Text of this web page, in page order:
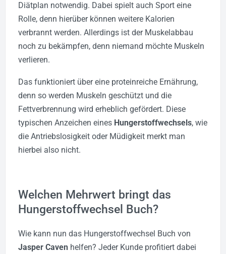
Diätplan notwendig. Dabei spielt auch Sport eine
Rolle, denn hierüber können weitere Kalorien
verbrannt werden. Allerdings ist der Muskelabbau
noch zu bekämpfen, denn niemand möchte Muskeln
verlieren.
Das funktioniert über eine proteinreiche Ernährung,
denn so werden Muskeln geschützt und die
Fettverbrennung wird erheblich gefördert. Diese
typischen Anzeichen eines Hungerstoffwechsels, wie
die Antriebslosigkeit oder Müdigkeit merkt man
hierbei also nicht.
Welchen Mehrwert bringt das
Hungerstoffwechsel Buch?
Wie kann nun das Hungerstoffwechsel Buch von
Jasper Caven helfen? Jeder Kunde profitiert dabei